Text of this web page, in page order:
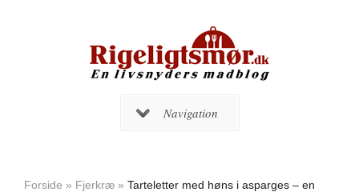
Navigation
Forside » Fjerkræ » Tarteletter med høns i asparges – en